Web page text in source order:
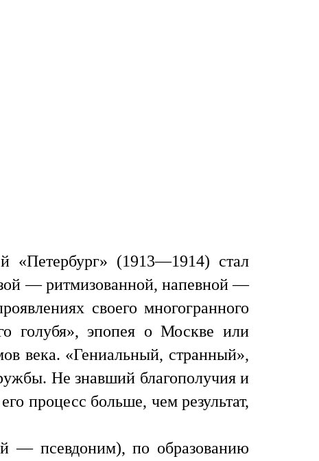
«Петербург» (1913—1914) стал
— ритмизованной, напевной —
своего многогранного
голубя», эпопея о Москве или
века. «Гениальный, странный»,
Не знавший благополучия и
процесс больше, чем результат,
— псевдоним), по образованию